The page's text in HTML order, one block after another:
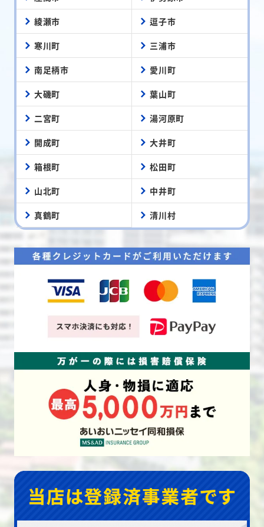
綾瀬市 逗子市
寒川町 三浦市
南足柄市 愛川町
大磯町 葉山町
二宮町 湯河原町
開成町 大井町
箱根町 松田町
山北町 中井町
真鶴町 清川村